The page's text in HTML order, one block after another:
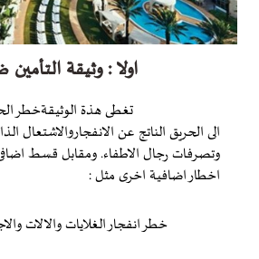
اولا : وثيقة التأمين
تغطى هذة الوثيقةخطر الحريق
الى الحريق الناتج عن الانفجاروالاشتعال
وتصرفات رجال الاطفاء. ومقابل قسط
اخطار اضافية اخرى مثل :
خطر انفجار الغلايات والالات